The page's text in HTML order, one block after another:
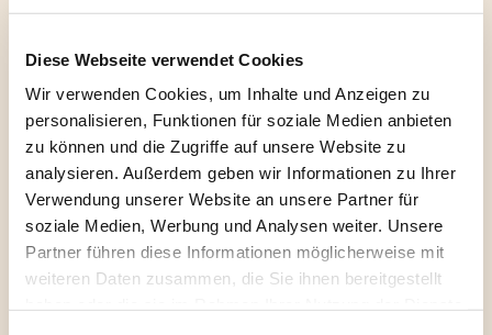
Diese Webseite verwendet Cookies
Wir verwenden Cookies, um Inhalte und Anzeigen zu
personalisieren, Funktionen für soziale Medien anbieten
zu können und die Zugriffe auf unsere Website zu
analysieren. Außerdem geben wir Informationen zu Ihrer
Verwendung unserer Website an unsere Partner für
soziale Medien, Werbung und Analysen weiter. Unsere
Partner führen diese Informationen möglicherweise mit
weiteren Daten zusammen, die Sie ihnen bereitgestellt
Betreuungskräfte Stellenangebote
Wenn Sie Erfahrung in der Seniorenbetreuung und Freude
an einer verantwortungsvollen Aufgabe haben, sind Sie bei
uns herzlich willkommen!
Betreuungskräfte gesucht...